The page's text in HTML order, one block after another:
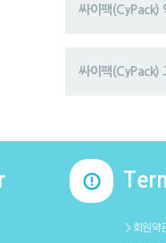
싸이팩(CyPack)
싸이팩(CyPack)
＞회원약